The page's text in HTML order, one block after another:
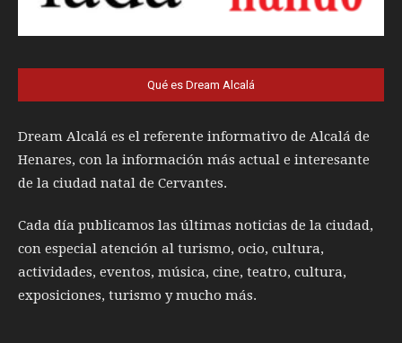
Qué es Dream Alcalá
Dream Alcalá es el referente informativo de Alcalá de
Henares, con la información más actual e interesante
de la ciudad natal de Cervantes.
Cada día publicamos las últimas noticias de la ciudad,
con especial atención al turismo, ocio, cultura,
actividades, eventos, música, cine, teatro, cultura,
exposiciones, turismo y mucho más.